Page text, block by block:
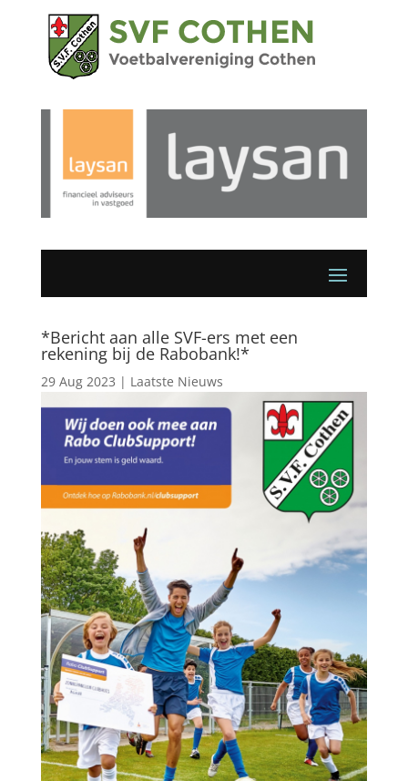
*Bericht aan alle SVF-ers met een
rekening bij de Rabobank!*
29 Aug 2023 | Laatste Nieuws